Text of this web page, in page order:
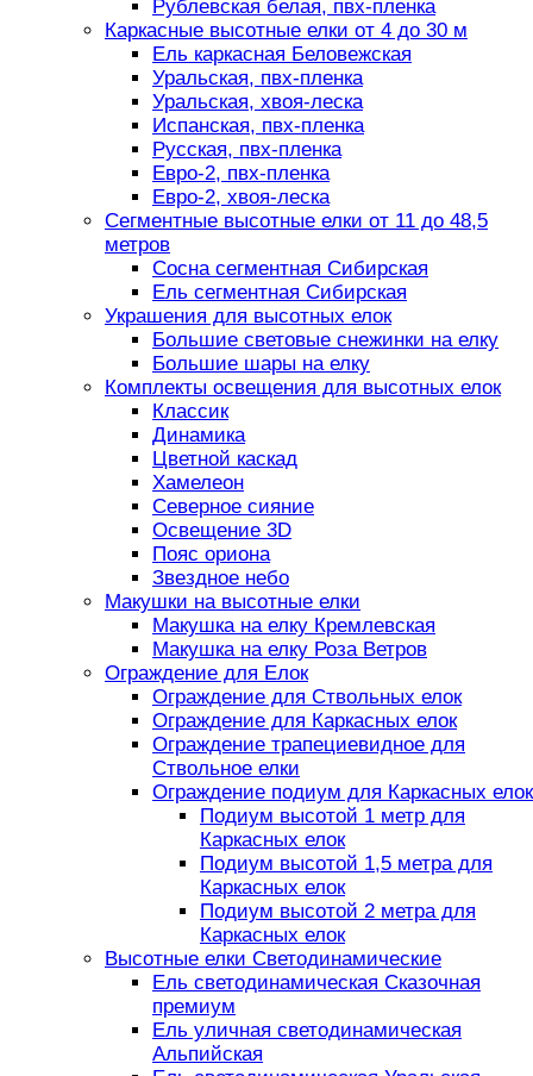
Рублевская белая, пвх-пленка
Каркасные высотные елки от 4 до 30 м
Ель каркасная Беловежская
Уральская, пвх-пленка
Уральская, хвоя-леска
Испанская, пвх-пленка
Русская, пвх-пленка
Евро-2, пвх-пленка
Евро-2, хвоя-леска
Сегментные высотные елки от 11 до 48,5
метров
Сосна сегментная Сибирская
Ель сегментная Сибирская
Украшения для высотных елок
Большие световые снежинки на елку
Большие шары на елку
Комплекты освещения для высотных елок
Классик
Динамика
Цветной каскад
Хамелеон
Северное сияние
Освещение 3D
Пояс ориона
Звездное небо
Макушки на высотные елки
Макушка на елку Кремлевская
Макушка на елку Роза Ветров
Ограждение для Елок
Ограждение для Ствольных елок
Ограждение для Каркасных елок
Ограждение трапециевидное для
Ствольное елки
Ограждение подиум для Каркасных елок
Подиум высотой 1 метр для
Каркасных елок
Подиум высотой 1,5 метра для
Каркасных елок
Подиум высотой 2 метра для
Каркасных елок
Высотные елки Светодинамические
Ель светодинамическая Сказочная
премиум
Ель уличная светодинамическая
Альпийская